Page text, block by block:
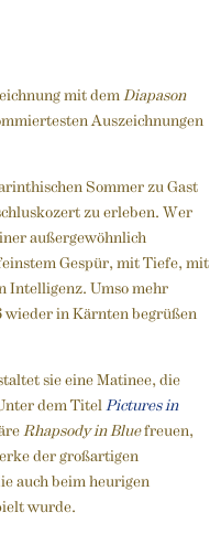
mit dem Diapason
Auszeichnungen
Sommer zu Gast
zu erleben. Wer
außergewöhnlich
Gespür, mit Tiefe, mit
Intelligenz. Umso mehr
wieder in Kärnten begrüßen
sie eine Matinee, die
dem Titel
Pictures in
Rhapsody in Bluefreuen,
der großartigen
auch beim heurigen
wurde.